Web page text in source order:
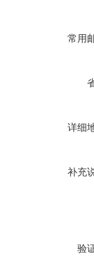
常用
详细
补充
验